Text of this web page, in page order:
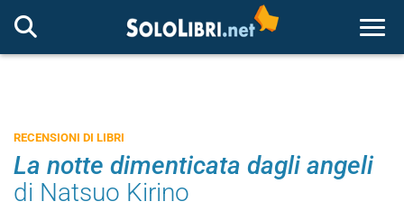
RECENSIONI DI LIBRI
La notte dimenticata dagli angeli
di Natsuo Kirino